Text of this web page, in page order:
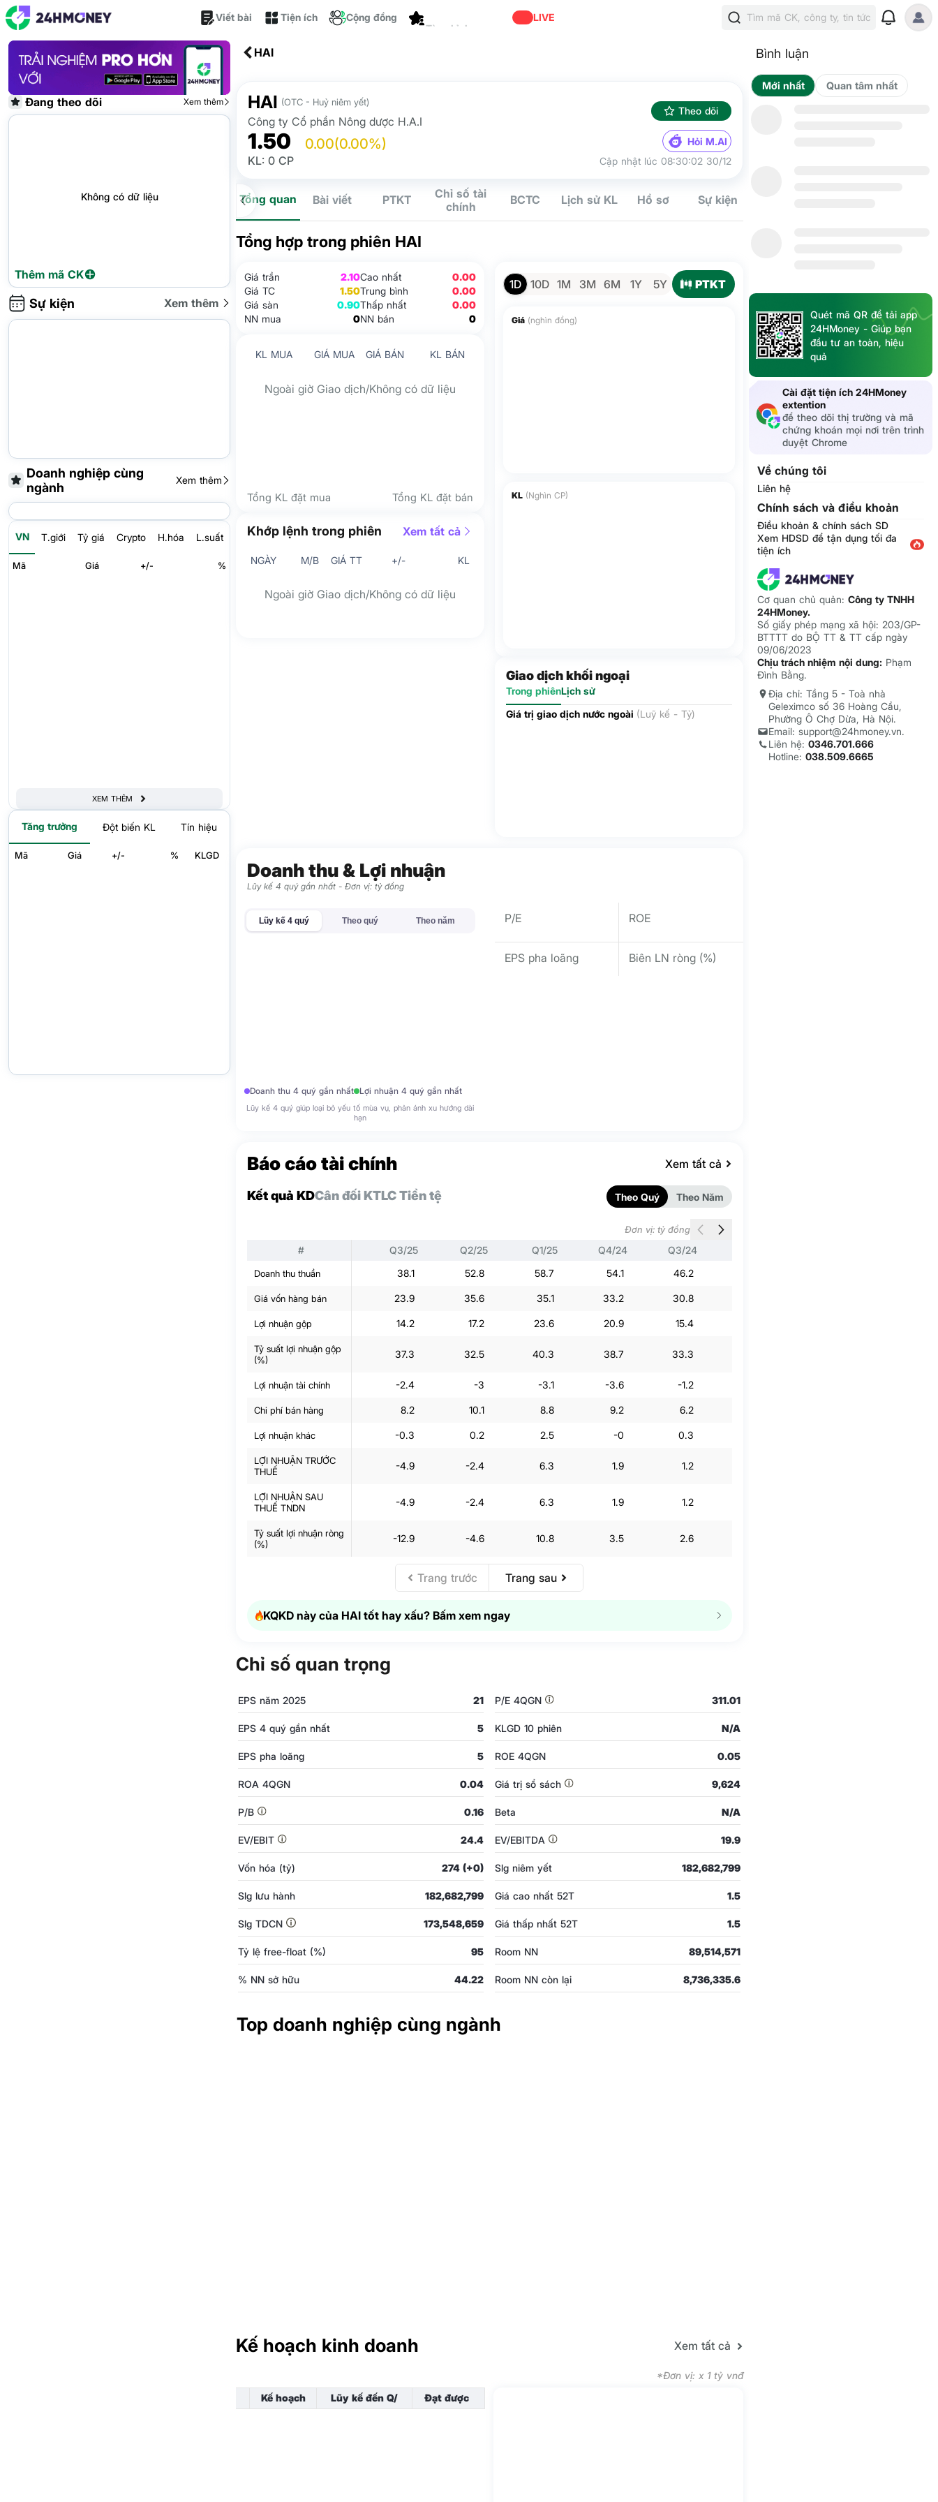
Viết bài Tiện ích Cộng đồng LIVE Tìm mã CK, công ty, tin tức
Đang theo dõi Xem thêm
Không có dữ liệu
Thêm mã CK
Sự kiện Xem thêm
Doanh nghiệp cùng
ngành
Xem thêm
VN T.giới Tỷ giá Crypto H.hóa L.suất
Mã Giá +/- %
XEM THÊM
Tăng trưởng Đột biến KL Tín hiệu
Mã Giá +/- % KLGD
HAI
HAI (OTC - Huỷ niêm yết)
Công ty Cổ phần Nông dược H.A.I
Theo dõi
1.50 0.00(0.00%) Hỏi M.AI
KL: 0 CP Cập nhật lúc 08:30:02 30/12
Tổng quan Bài viết PTKT
Chỉ số tài
chính
BCTC Lịch sử KL Hồ sơ Sự kiện
Tổng hợp trong phiên HAI
Giá trần
2.10
Giá TC
1.50
Giá sàn
0.90
NN mua
0
Cao nhất
0.00
Trung bình
0.00
Thấp nhất
0.00
NN bán
0
KL MUA GIÁ MUA GIÁ BÁN KL BÁN
Ngoài giờ Giao dịch/Không có dữ liệu
Tổng KL đặt mua Tổng KL đặt bán
Khớp lệnh trong phiên Xem tất cả
NGÀY M/B GIÁ TT +/- KL
Ngoài giờ Giao dịch/Không có dữ liệu
1D 10D 1M 3M 6M 1Y 5Y PTKT
Giá (nghìn đồng)
KL (Nghìn CP)
Giao dịch khối ngoại
Trong phiênLịch sử
Giá trị giao dịch nước ngoài (Luỹ kế - Tỷ)
Doanh thu & Lợi nhuận
Lũy kế 4 quý gần nhất - Đơn vị: tỷ đồng
Lũy kế 4 quý Theo quý Theo năm
Doanh thu 4 quý gần nhất Lợi nhuận 4 quý gần nhất
Lũy kế 4 quý giúp loại bỏ yếu tố mùa vụ, phản ánh xu hướng dài
hạn
P/E ROE
EPS pha loãng Biên LN ròng (%)
Báo cáo tài chính Xem tất cả
Kết quả KDCân đối KTLC Tiền tệ Theo Quý Theo Năm
Đơn vị: tỷ đồng
# Q3/25 Q2/25 Q1/25 Q4/24 Q3/24
Doanh thu thuần 38.1 52.8 58.7 54.1 46.2
Giá vốn hàng bán 23.9 35.6 35.1 33.2 30.8
Lợi nhuận gộp 14.2 17.2 23.6 20.9 15.4
Tỷ suất lợi nhuận gộp
(%)
37.3 32.5 40.3 38.7 33.3
Lợi nhuận tài chính -2.4 -3 -3.1 -3.6 -1.2
Chi phí bán hàng 8.2 10.1 8.8 9.2 6.2
Lợi nhuận khác -0.3 0.2 2.5 -0 0.3
LỢI NHUẬN TRƯỚC
THUẾ
-4.9 -2.4 6.3 1.9 1.2
LỢI NHUẬN SAU
THUẾ TNDN
-4.9 -2.4 6.3 1.9 1.2
Tỷ suất lợi nhuận ròng
(%)
-12.9 -4.6 10.8 3.5 2.6
Trang trước Trang sau
KQKD này của HAI tốt hay xấu? Bấm xem ngay
Chỉ số quan trọng
EPS năm 2025 21 P/E 4QGN 311.01
EPS 4 quý gần nhất 5 KLGD 10 phiên N/A
EPS pha loãng 5 ROE 4QGN 0.05
ROA 4QGN 0.04 Giá trị sổ sách 9,624
P/B 0.16 Beta N/A
EV/EBIT 24.4 EV/EBITDA 19.9
Vốn hóa (tỷ) 274 (+0) Slg niêm yết 182,682,799
Slg lưu hành 182,682,799 Giá cao nhất 52T 1.5
Slg TDCN 173,548,659 Giá thấp nhất 52T 1.5
Tỷ lệ free-float (%) 95 Room NN 89,514,571
% NN sở hữu 44.22 Room NN còn lại 8,736,335.6
Top doanh nghiệp cùng ngành
Kế hoạch kinh doanh Xem tất cả
*Đơn vị: x 1 tỷ vnđ
Kế hoạch
Lũy kế đến Q/ Đạt được
Bình luận
Mới nhất
Quét mã QR để tải app
24HMoney - Giúp bạn
đầu tư an toàn, hiệu
quả
Cài đặt tiện ích 24HMoney
extention
để theo dõi thị trường và mã
chứng khoán mọi nơi trên trình
duyệt Chrome
Về chúng tôi
Liên hệ
Chính sách và điều khoản
Điều khoản & chính sách SD
Xem HDSD để tận dụng tối đa
tiện ích
Cơ quan chủ quản: Công ty TNHH
24HMoney.
Số giấy phép mạng xã hội: 203/GP-
BTTTT do BỘ TT & TT cấp ngày
09/06/2023
Chịu trách nhiệm nội dung: Phạm
Đình Bằng.
Địa chỉ: Tầng 5 - Toà nhà
Geleximco số 36 Hoàng Cầu,
Phường Ô Chợ Dừa, Hà Nội.
Email: support@24hmoney.vn.
Liên hệ: 0346.701.666
Hotline: 038.509.6665